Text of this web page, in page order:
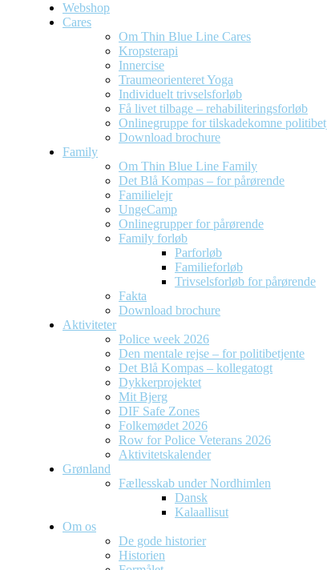
Webshop
Cares
Om Thin Blue Line Cares
Kropsterapi
Innercise
Traumeorienteret Yoga
Individuelt trivselsforløb
Få livet tilbage – rehabiliteringsforløb
Onlinegruppe for tilskadekomne
Download brochure
Family
Om Thin Blue Line Family
Det Blå Kompas – for pårørende
Familielejr
UngeCamp
Onlinegrupper for pårørende
Family forløb
Parforløb
Familieforløb
Trivselsforløb for pårørende
Fakta
Download brochure
Aktiviteter
Police week 2026
Den mentale rejse – for politibetjente
Det Blå Kompas – kollegatogt
Dykkerprojektet
Mit Bjerg
DIF Safe Zones
Folkemødet 2026
Row for Police Veterans 2026
Aktivitetskalender
Grønland
Fællesskab under Nordhimlen
Dansk
Kalaallisut
Om os
De gode historier
Historien